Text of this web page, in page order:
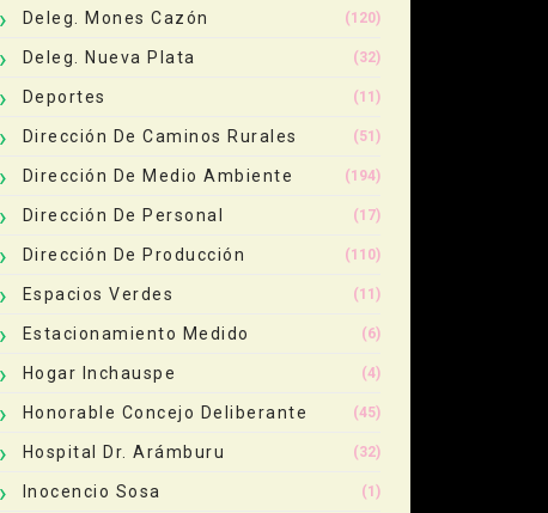
Deleg. Mones Cazón (120)
Deleg. Nueva Plata (32)
Deportes (11)
Dirección De Caminos Rurales (51)
Dirección De Medio Ambiente (194)
Dirección De Personal (17)
Dirección De Producción (110)
Espacios Verdes (11)
Estacionamiento Medido (6)
Hogar Inchauspe (4)
Honorable Concejo Deliberante (45)
Hospital Dr. Arámburu (32)
Inocencio Sosa (1)